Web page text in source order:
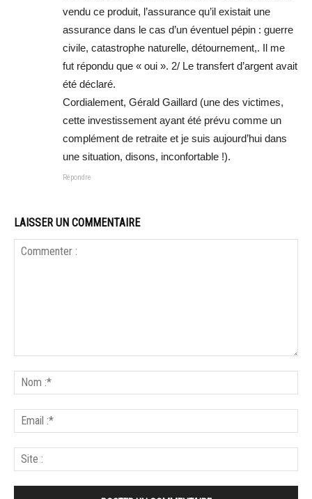
vendu ce produit, l’assurance qu’il existait une
assurance dans le cas d’un éventuel pépin : guerre
civile, catastrophe naturelle, détournement,. Il me
fut répondu que « oui ». 2/ Le transfert d’argent avait
été déclaré.
Cordialement, Gérald Gaillard (une des victimes,
cette investissement ayant été prévu comme un
complément de retraite et je suis aujourd’hui dans
une situation, disons, inconfortable !).
Répondre
LAISSER UN COMMENTAIRE